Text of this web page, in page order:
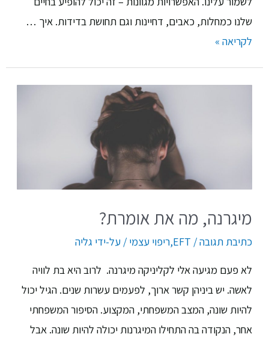
שלנו כמחלות, כאבים, דחיינות וגם תחושת בדידות. איך …
לקריאה »
מיגרנה, מה את אומרת?
כתיבת תגובה/
EFT
,ריפוי עצמי / על-ידי גליה
לא פעם מגיעה אלי לקליניקה מיגרנה. לרוב היא בת לוויה
לאשה. יש ביניהן קשר ארוך, לפעמים עשרות שנים. הגיל יכול
להיות שונה, המצב המשפחתי, המקצוע. הסיפור המשפחתי
אחר, הנקודה בה התחילו המיגרנות יכולה להיות שונה. אבל